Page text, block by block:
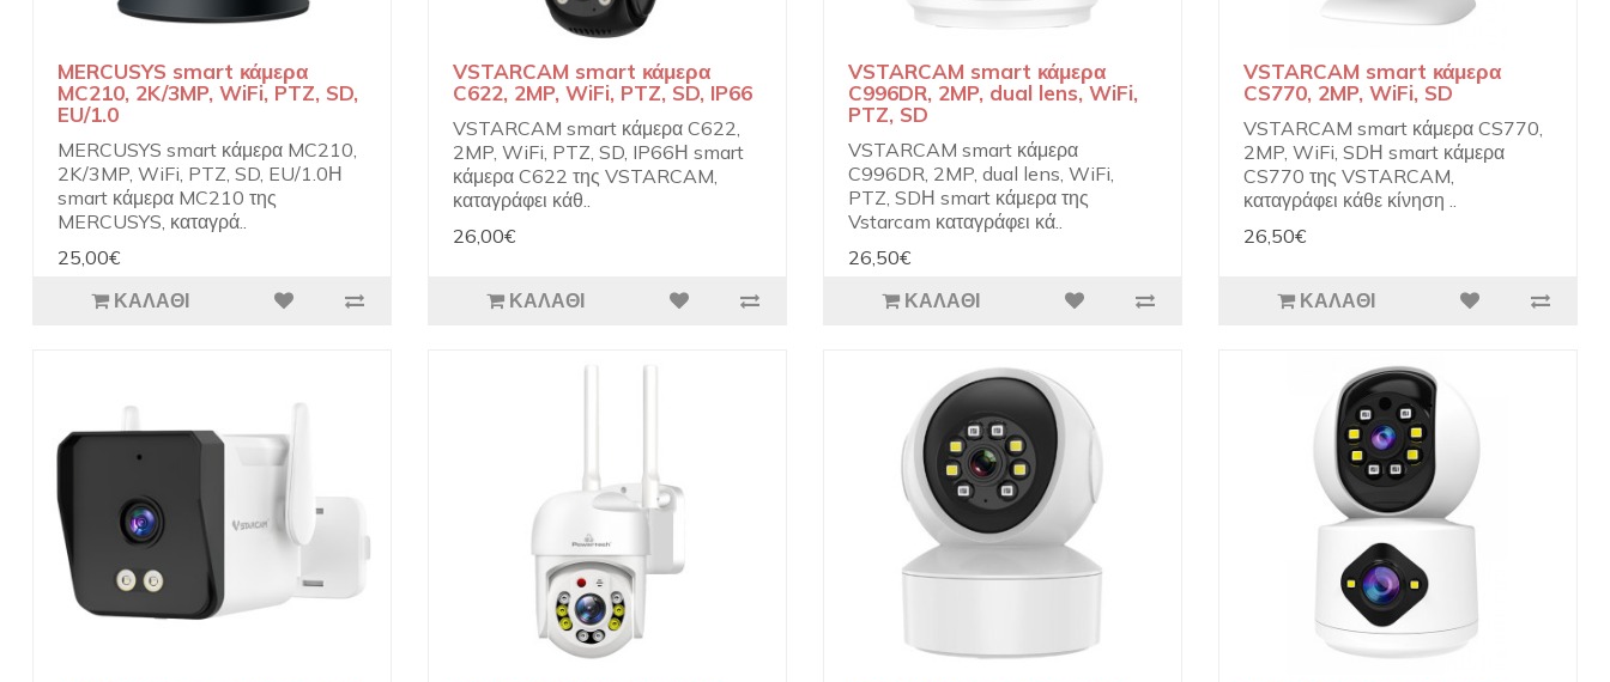
MERCUSYS smart κάμερα
MC210, 2K/3MP, WiFi, PTZ, SD,
EU/1.0
MERCUSYS smart κάμερα MC210,
2K/3MP, WiFi, PTZ, SD, EU/1.0Η
smart κάμερα MC210 της
MERCUSYS, καταγρά..
25,00€
ΚΑΛΆΘΙ
VSTARCAM smart κάμερα
C622, 2MP, WiFi, PTZ, SD, IP66
VSTARCAM smart κάμερα C622,
2MP, WiFi, PTZ, SD, IP66Η smart
κάμερα C622 της VSTARCAM,
καταγράφει κάθ..
26,00€
ΚΑΛΆΘΙ
VSTARCAM smart κάμερα
C996DR, 2MP, dual lens, WiFi,
PTZ, SD
VSTARCAM smart κάμερα
C996DR, 2MP, dual lens, WiFi,
PTZ, SDΗ smart κάμερα της
Vstarcam καταγράφει κά..
26,50€
ΚΑΛΆΘΙ
VSTARCAM smart κάμερα
CS770, 2MP, WiFi, SD
VSTARCAM smart κάμερα CS770,
2MP, WiFi, SDΗ smart κάμερα
CS770 της VSTARCAM,
καταγράφει κάθε κίνηση ..
26,50€
ΚΑΛΆΘΙ